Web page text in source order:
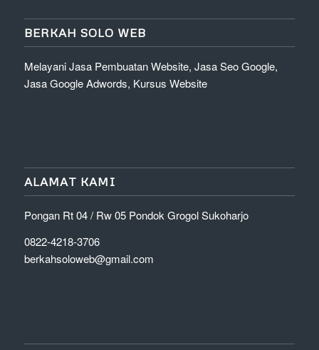
BERKAH SOLO WEB
Melayani Jasa Pembuatan Website, Jasa Seo Google,
Jasa Google Adwords, Kursus Website
ALAMAT KAMI
Pongan Rt 04 / Rw 05 Pondok Grogol Sukoharjo
0822-4218-3706
berkahsoloweb@gmail.com